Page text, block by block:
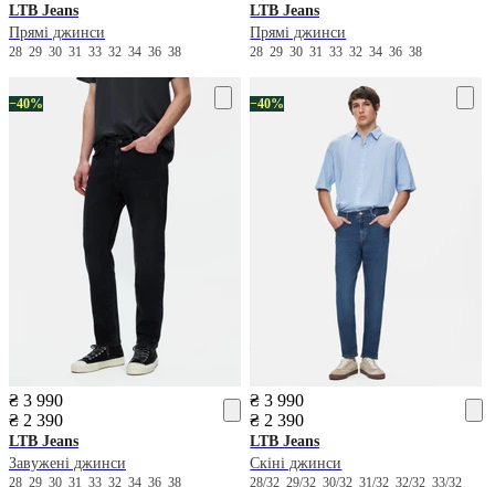
LTB Jeans
Прямі джинси
28 29 30 31 33 32 34 36 38
LTB Jeans
Прямі джинси
282930313332343638
−40%
₴ 3 990
₴ 2 390
LTB Jeans
Завужені джинси
28 29 30 31 33 32 34 36 38
−40%
₴ 3 990
₴ 2 390
LTB Jeans
Скіні джинси
28/3229/3230/3231/3232/3233/32